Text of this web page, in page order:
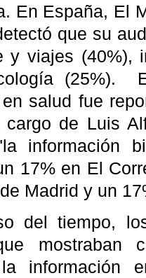
En España, El
que su
y viajes (40%),
(25%).
salud fue
cargo de Luis
información
17% en El
Madrid y un
del tiempo,
mostraban
información